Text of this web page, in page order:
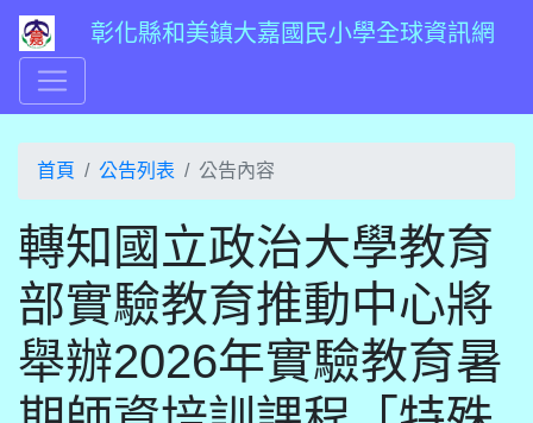
彰化縣和美鎮大嘉國民小學全球資訊網
首頁 公告列表 公告內容
轉知國立政治大學教育
部實驗教育推動中心將
舉辦2026年實驗教育暑